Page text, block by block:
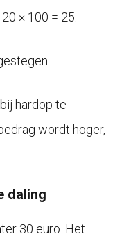
× 100 = 25.
hardop te
wordt hoger,
daling
30 euro. Het